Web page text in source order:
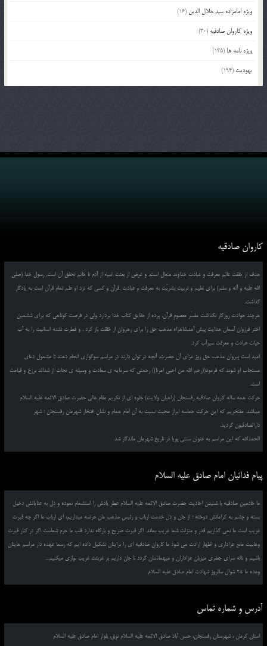
ویژه امامزاده سید جلال الدین (16)
ویژه کاروان صادقیه (30)
ویژه نامه ها (135)
یهودیت (194)
کاروان صادقیه
هدف از خلقت عالم معرفت و عبادت خداوند متعال است, و غرض از بعثت انبیاء از آدم تا خاتم تحقق آن است, رسول خدا (صلی
الله علیه و آله و سلم) برای تعلیم و تربیت بشریّت به معرفت و عبادت ,قرآن و کسی که نزد او علم تمام قرآن است به یادگار
گذاشت.
هرچند حوادث روزگار نگذاشت مفسّر معصومِ قرآن, پرده از حقایق کتاب خدا بردارد ولی در فرصت کوتاهی که برای ششمین
اختر فرزوان آسمان هدایت پیش آمد,شاهراه مذهب حق را برای رهروانِ از خلقت باز کرد , و فطرت تشنه انسانیت را به آب
حیات عبادت و معرفت سیرآب کرد.
امید است پیروان مذهب حق روز عزای آن حضرت, آنچه در توان دارند در مراسم سوگواری انجام دهند تا مشمول دعای
مستجاب او شوند که فرمود((رحم الله من احیی امرنا)) رحمتی که سرمایه ی سعادت و وسیله ی نجات از شدائد برزخ و قیامت
است.
حرکت همه ساله کاروان صادقیه رفسنجان (راهیان ولایت) جلوه ای از تکریم مقام عالی حضرت صادق الائمه علیه السلام
میباشد. مفتخریم که این حرکت حماسه ابراز محبت نسبت به آن امام همام و نشان افتخار شهرمان رفسنجان ؛ شهر
دارالصادقیون گردید.
الحمدالله که این مراسم به عنوان سنتی پویا در تاریخ شهرمان ماندگار شد.
پیام فدائیان امام صادق علیه السلام
ما خادمین صادقیه با شنیدن احادیث حضرت صادق الائمه علیه السلام عطر یادش را استشمام نموده و دل به عنایاتش دخیل
بسته و چشم به کراماتش دوخته ؛ از جان و دل خدمت ارباب و رئیس مذهب مان عرضه میداریم، ای ارباب ما اگر چه قبرت
غریب است ما نمی گذاریم قدر و منزلت شما غریب بماند. اگر قبرت ضریح و بارگاه ندارد قلب ما حرم شماست اگر در کنار قبرت
وهابیت مانع عزاداری و اظهار ارادت می شود ما کاروان صادقیه ای را برایتان تشکیل داده ایم که رسما عهده دار مراسم هایتان
باشیم و ناله سرای جعفری میزبان عزاداران و میهمانانتان گردد تا جان داریم بر غربتت غریب نوازی میکنیم...
وعده ما 25 شوال سالروز شهادت امام صادق علیه السلام
آدرس و شماره تماس
استان کرمان ، شهرستان رفسنجان، حسن آباد صادق الائمه علیه السلام نوق، بلوار امام صادق علیه السلام